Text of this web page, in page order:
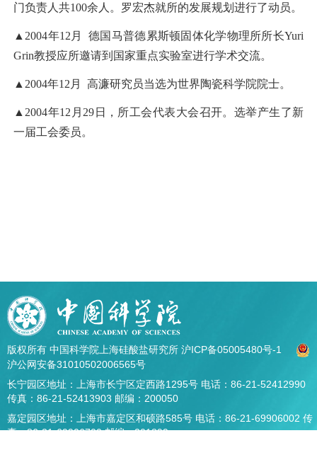
门负责人共100余人。罗宏杰就所的发展规划进行了动员。
▲2004年12月 德国马普德累斯顿固体化学物理所所长Yuri
Grin教授应所邀请到国家重点实验室进行学术交流。
▲2004年12月 高濂研究员当选为世界陶瓷科学院院士。
▲2004年12月29日，所工会代表大会召开。选举产生了新
一届工会委员。
版权所有 中国科学院上海硅酸盐研究所 沪ICP备05005480号-1
沪公网安备31010502006565号
长宁园区地址：上海市长宁区定西路1295号 电话：86-21-52412990
传真：86-21-52413903 邮编：200050
嘉定园区地址：上海市嘉定区和硕路585号 电话：86-21-69906002 传
真：86-21-69906700 邮编：201899